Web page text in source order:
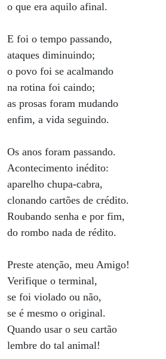
o que era aquilo afinal.
E foi o tempo passando,
ataques diminuindo;
o povo foi se acalmando
na rotina foi caindo;
as prosas foram mudando
enfim, a vida seguindo.
Os anos foram passando.
Acontecimento inédito:
aparelho chupa-cabra,
clonando cartões de crédito.
Roubando senha e por fim,
do rombo nada de rédito.
Preste atenção, meu Amigo!
Verifique o terminal,
se foi violado ou não,
se é mesmo o original.
Quando usar o seu cartão
lembre do tal animal!